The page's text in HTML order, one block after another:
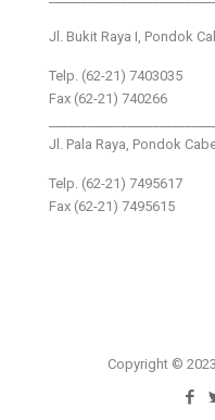
Jl. Bukit Raya I, Pondok
Telp. (62-21) 7403035
Fax (62-21) 740266
Jl. Pala Raya, Pondok
Telp. (62-21) 7495617
Fax (62-21) 7495615
Copyright ©